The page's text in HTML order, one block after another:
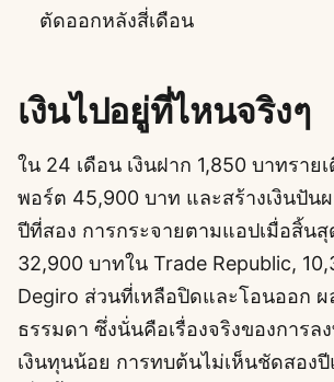
ตัดออกหลังสี่เดือน
เงินไปอยู่ที่ไหนจริงๆ
ใน 24 เดือน เงินฝาก 1,850 บาทราย
พอร์ต 45,900 บาท และสร้างเงินปัน
ปีที่สอง การกระจายตามแอปเมื่อสิ้น
32,900 บาทใน Trade Republic,
Degiro ส่วนที่เหลือปิดและโอนออก
ธรรมดา ซึ่งนั่นคือเรื่องจริงของการล
เงินทุนน้อย การทบต้นไม่เห็นชัดสอง